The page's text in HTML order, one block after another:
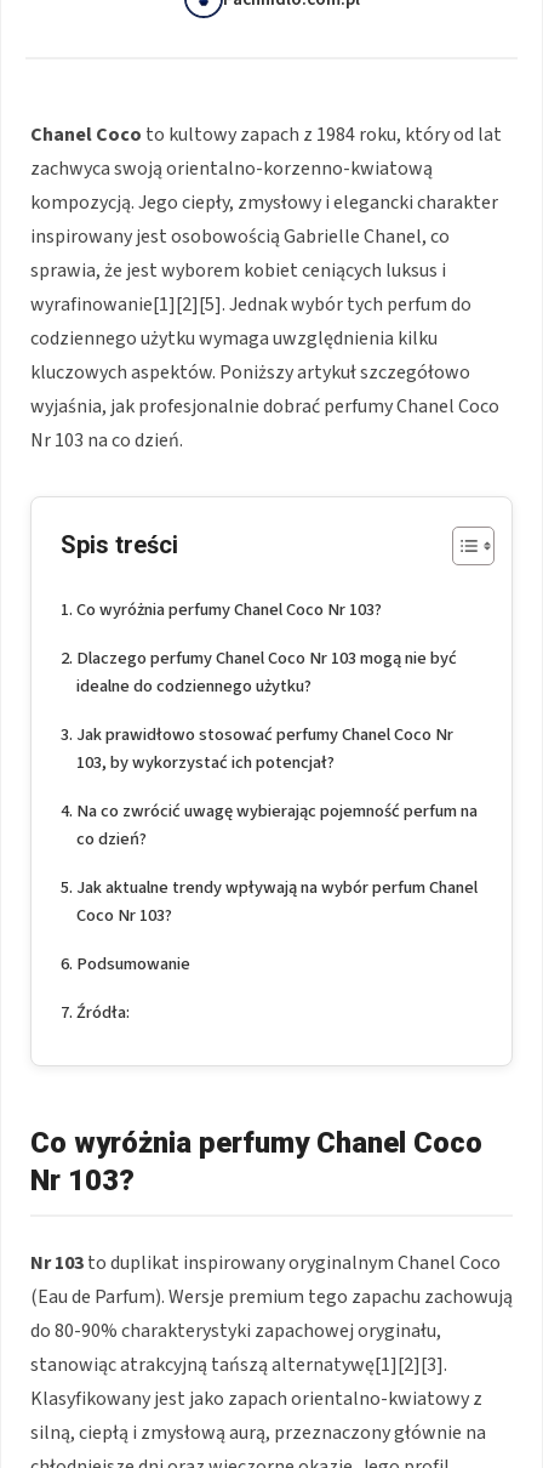
Chanel Coco to kultowy zapach z 1984 roku, który od lat
zachwyca swoją orientalno-korzenno-kwiatową
kompozycją. Jego ciepły, zmysłowy i elegancki charakter
inspirowany jest osobowością Gabrielle Chanel, co
sprawia, że jest wyborem kobiet ceniących luksus i
wyrafinowanie[1][2][5]. Jednak wybór tych perfum do
codziennego użytku wymaga uwzględnienia kilku
kluczowych aspektów. Poniższy artykuł szczegółowo
wyjaśnia, jak profesjonalnie dobrać perfumy Chanel Coco
Nr 103 na co dzień.
Spis treści
Co wyróżnia perfumy Chanel Coco Nr 103?
Dlaczego perfumy Chanel Coco Nr 103 mogą nie być
idealne do codziennego użytku?
Jak prawidłowo stosować perfumy Chanel Coco Nr
103, by wykorzystać ich potencjał?
Na co zwrócić uwagę wybierając pojemność perfum na
co dzień?
Jak aktualne trendy wpływają na wybór perfum Chanel
Coco Nr 103?
Podsumowanie
Źródła:
Co wyróżnia perfumy Chanel Coco
Nr 103?
Nr 103to duplikat inspirowany oryginalnym Chanel Coco
(Eau de Parfum). Wersje premium tego zapachu zachowują
do 80-90% charakterystyki zapachowej oryginału,
stanowiąc atrakcyjną tańszą alternatywę[1][2][3].
Klasyfikowany jest jako zapach orientalno-kwiatowy z
silną, ciepłą i zmysłową aurą, przeznaczony głównie na